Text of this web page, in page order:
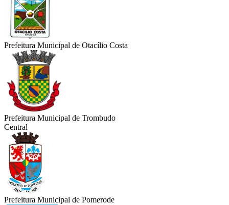
Prefeitura Municipal de Otacílio Costa
Prefeitura Municipal de Trombudo
Central
Prefeitura Municipal de Pomerode